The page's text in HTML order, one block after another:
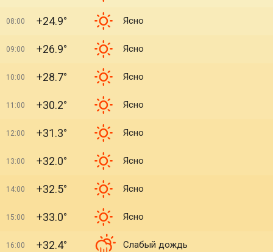
08:00 +24.9° Ясно
09:00 +26.9° Ясно
10:00 +28.7° Ясно
11:00 +30.2° Ясно
12:00 +31.3° Ясно
13:00 +32.0° Ясно
14:00 +32.5° Ясно
15:00 +33.0° Ясно
16:00 +32.4° Слабый дождь